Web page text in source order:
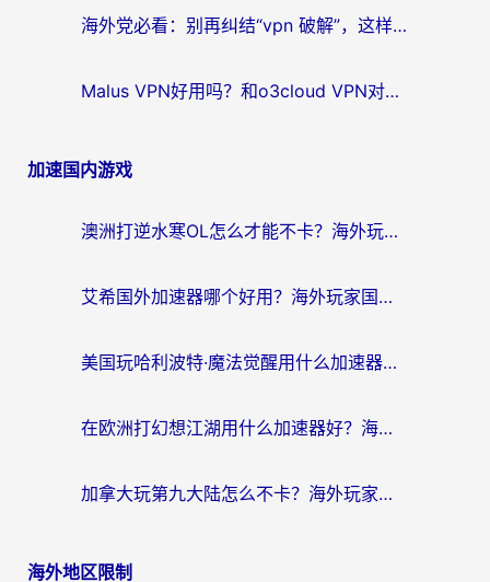
海外党必看：别再纠结“vpn 破解”，这样选回国加速器才能真正无缝访问国内资源
Malus VPN好用吗？和o3cloud VPN对比哪个回国效果更好？
加速国内游戏
澳洲打逆水寒OL怎么才能不卡？海外玩家国服游戏加速终极指南（附梦幻模拟战地铁跑酷解决办法）
艾希国外加速器哪个好用？海外玩家国服游戏畅玩终极指南（附欧洲玩鸣潮街头篮球实测）
美国玩哈利波特·魔法觉醒用什么加速器？告别延迟的终极指南（含免费QQ炫舞方案+印尼妄想山海秘籍）
在欧洲打幻想江湖用什么加速器好？海外玩家国服游戏畅玩指南
加拿大玩第九大陆怎么不卡？海外玩家国服游戏加速全攻略（附足球世界萤火突击实测）
海外地区限制